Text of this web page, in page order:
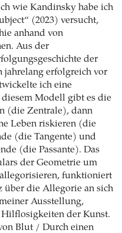
wie Kandinsky habe ich
(2023) versucht,
anhand von
Aus der
der
jahrelang erfolgreich vor
ich eine
diesem Modell gibt es die
(die Zentrale), dann
Leben riskieren (die
(die Tangente) und
(die Passante). Das
der Geometrie um
funktioniert
über die Allegorie an sich
Ausstellung,
Hilflosigkeiten der Kunst.
Blut / Durch einen